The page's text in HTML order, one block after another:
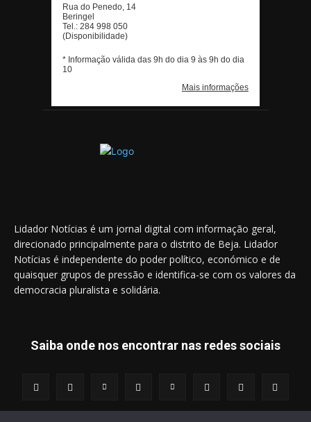
Lidador Notícias é um jornal digital com informação geral,
direcionado principalmente para o distrito de Beja. Lidador
Notícias é independente do poder político, económico e de
quaisquer grupos de pressão e identifica-se com os valores da
democracia pluralista e solidária.
Saiba onde nos encontrar nas redes sociais